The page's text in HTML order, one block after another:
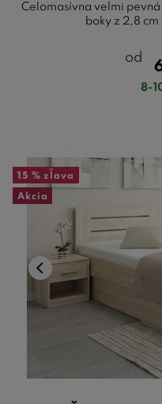
Celomasívna veľmi
boky z 2,8 cm
od
8-
15 % zľava
Akcia